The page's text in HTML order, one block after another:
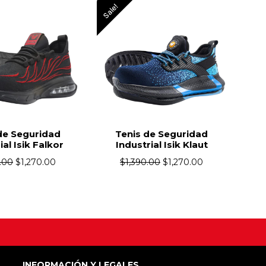
Seguridad
Isik Klaut
$1,270.00
Sale!
Tenis de Seguridad
Industrial Isik TT
$1,390.00 $1,270.00